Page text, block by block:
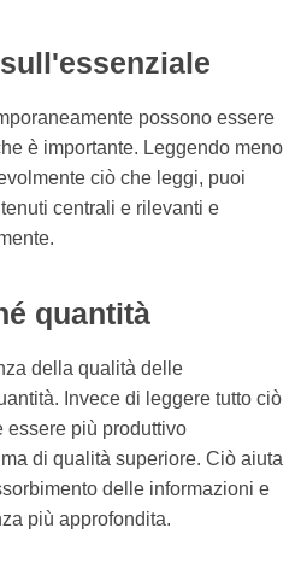
possono essere
è importante. Leggendo meno
ciò che leggi, puoi
centrali e rilevanti e
quantità
della qualità delle
Invece di leggere tutto ciò
essere più produttivo
di qualità superiore. Ciò aiuta
delle informazioni e
più approfondita.